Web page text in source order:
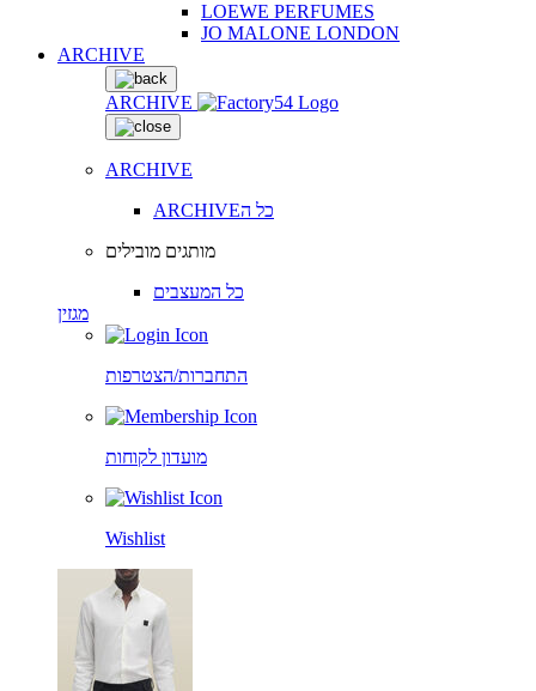
LOEWE PERFUMES
JO MALONE LONDON
ARCHIVE
ARCHIVE
ARCHIVE
ARCHIVEכל ה
מותגים מובילים
כל המעצבים
מגזין
התחברות/הצטרפות
מועדון לקוחות
Wishlist